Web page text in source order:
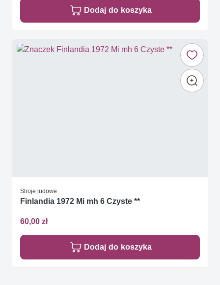
Dodaj do koszyka
Stroje ludowe
Finlandia 1972 Mi mh 6 Czyste **
60,00 zł
Dodaj do koszyka